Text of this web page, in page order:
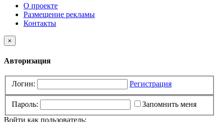
О проекте
Размещение рекламы
Контакты
×
Авторизация
Логин: Регистрация
Пароль:
Запомнить меня
Войти как пользователь: